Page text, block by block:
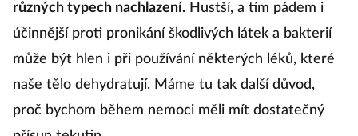
různých typech nachlazení. Hustší, a tím pádem i
účinnější proti pronikání škodlivých látek a bakterií
může být hlen i při používání některých léků, které
naše tělo dehydratují. Máme tu tak další důvod,
proč bychom během nemoci měli mít dostatečný